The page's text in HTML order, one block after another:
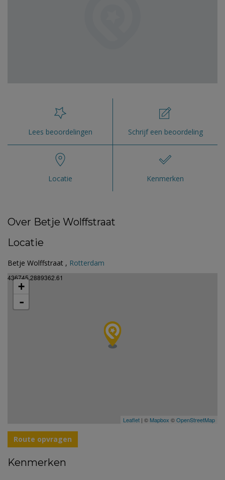
Lees beoordelingen Schrijf een beoordeling
Locatie Kenmerken
Over Betje Wolffstraat
Locatie
Betje Wolffstraat , Rotterdam
436745.2889362.61
+
-
Leaflet | © Mapbox ©OpenStreetMap
Route opvragen
Kenmerken